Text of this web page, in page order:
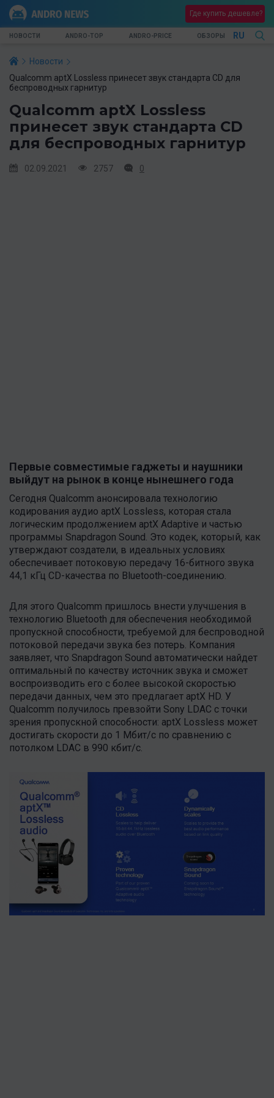
Где купить дешевле?
НОВОСТИ ANDRO-TOP ANDRO-PRICE ОБЗОРЫ RU
Новости
Qualcomm aptX Lossless принесет звук стандарта CD для
беспроводных гарнитур
Qualcomm aptX Lossless
принесет звук стандарта CD
для беспроводных гарнитур
02.09.2021 2757 0
Первые совместимые гаджеты и наушники
выйдут на рынок в конце нынешнего года
Сегодня Qualcomm анонсировала технологию
кодирования аудио aptX Lossless, которая стала
логическим продолжением aptX Adaptive и частью
программы Snapdragon Sound. Это кодек, который, как
утверждают создатели, в идеальных условиях
обеспечивает потоковую передачу 16-битного звука
44,1 кГц CD-качества по Bluetooth-cоединению.
Для этого Qualcomm пришлось внести улучшения в
технологию Bluetooth для обеспечения необходимой
пропускной способности, требуемой для беспроводной
потоковой передачи звука без потерь. Компания
заявляет, что Snapdragon Sound автоматически найдет
оптимальный по качеству источник звука и сможет
воспроизводить его с более высокой скоростью
передачи данных, чем это предлагает aptX HD. У
Qualcomm получилось превзойти Sony LDAC с точки
зрения пропускной способности: aptX Lossless может
достигать скорости до 1 Мбит/с по сравнению с
потолком LDAC в 990 кбит/с.